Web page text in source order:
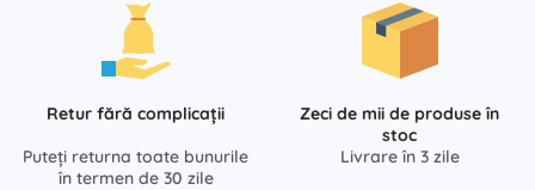
Retur fără complicații
Puteți returna toate bunurile
în termen de 30 zile
Zeci de mii de produse în
stoc
Livrare în 3 zile